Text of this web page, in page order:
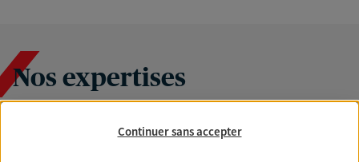
Nos expertises
Continuer sans accepter